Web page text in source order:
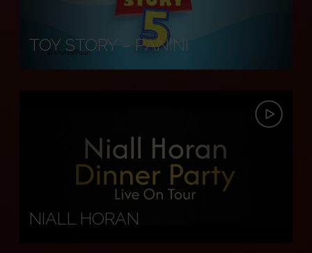
TOY STORY – PANINI
NIALL HORAN